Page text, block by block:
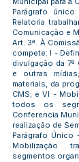
Parágrafo
Relatoria
Comunicação e
Art. 3ª. À
compete: I -
divulgação da
e outras
materiais, da
CMS; e VI -
todos os
Conferencia
realização de
Parágrafo Único
Mobilização
segmentos